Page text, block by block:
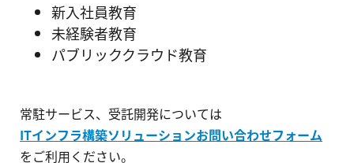
新入社員教育
未経験者教育
パブリッククラウド教育
常駐サービス、受託開発については
ITインフラ構築ソリューションお問い合わせフォーム
をご利用ください。